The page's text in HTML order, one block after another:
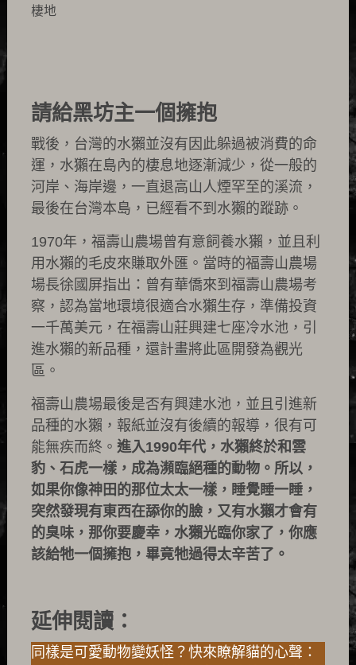
棲地
請給黑坊主一個擁抱
戰後，台灣的水獺並沒有因此躲過被消費的命
運，水獺在島內的棲息地逐漸減少，從一般的
河岸、海岸邊，一直退高山人煙罕至的溪流，
最後在台灣本島，已經看不到水獺的蹤跡。
1970年，福壽山農場曾有意飼養水獺，並且利
用水獺的毛皮來賺取外匯。當時的福壽山農場
場長徐國屏指出：曾有華僑來到福壽山農場考
察，認為當地環境很適合水獺生存，準備投資
一千萬美元，在福壽山莊興建七座冷水池，引
進水獺的新品種，還計畫將此區開發為觀光
區。
福壽山農場最後是否有興建水池，並且引進新
品種的水獺，報紙並沒有後續的報導，很有可
能無疾而終。 進入1990年代，水獺終於和雲
豹、石虎一樣，成為瀕臨絕種的動物。所以，
如果你像神田的那位太太一樣，睡覺睡一睡，
突然發現有東西在舔你的臉，又有水獺才會有
的臭味，那你要慶幸，水獺光臨你家了，你應
該給牠一個擁抱，畢竟牠過得太辛苦了。
延伸閱讀：
同樣是可愛動物變妖怪？快來瞭解貓的心聲：